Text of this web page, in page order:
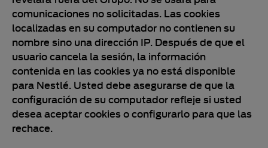
comunicaciones no solicitadas. Las cookies
localizadas en su computador no contienen su
nombre sino una dirección IP. Después de que el
usuario cancela la sesión, la información
contenida en las cookies ya no está disponible
para Nestlé. Usted debe asegurarse de que la
configuración de su computador refleje si usted
desea aceptar cookies o configurarlo para que las
rechace.